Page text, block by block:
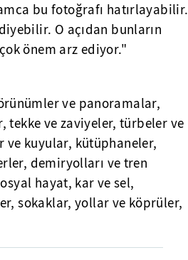
bu fotoğrafı hatırlayabilir.
O açıdan bunların
önem arz ediyor."
ve panoramalar,
tekke ve zaviyeler, türbeler ve
ve kuyular, kütüphaneler,
demiryolları ve tren
hayat, kar ve sel,
sokaklar, yollar ve köprüler,